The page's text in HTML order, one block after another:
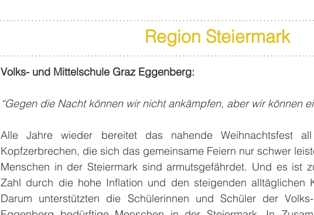
Region Steiermark
Volks- und Mittelschule Graz Eggenberg:
“Gegen die Nacht können wir nicht ankämpfen, aber wir können
Alle Jahre wieder bereitet das nahende Weihnachtsfest
Kopfzerbrechen, die sich das gemeinsame Feiern nur schwer
Menschen in der Steiermark sind armutsgefährdet. Und es ist
Zahl durch die hohe Inflation und den steigenden alltäglichen
Darum unterstützten die Schülerinnen und Schüler der